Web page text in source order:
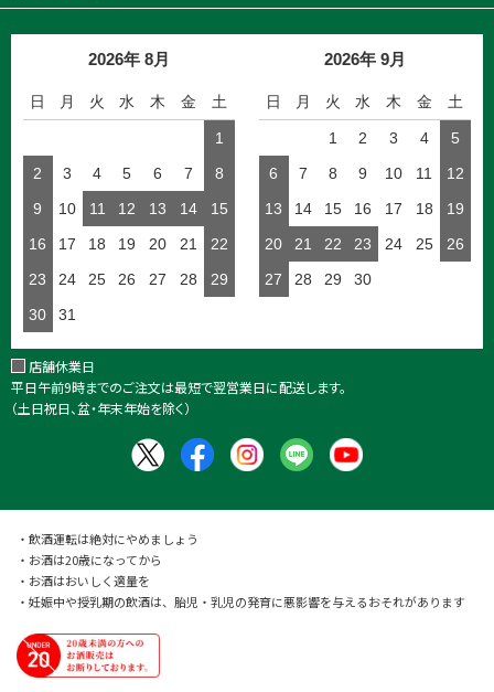
2026年 8月
日 月 火 水 木 金 土
1
2
3 4 5 6 7
8
9
10 11 12 13 14
15
16
17 18 19 20 21
22
23
24 25 26 27 28
29
30
31
2026年 9月
日 月 火 水 木 金 土
1 2 3 4
5
6
7 8 9 10 11
12
13
14 15 16 17 18
19
20
21 22 23 24 25
26
27
28 29 30
店舗休業日
平日午前9時までのご注文は最短で翌営業日に配送します。
（土日祝日、盆・年末年始を除く）
・飲酒運転は絶対にやめましょう
・お酒は20歳になってから
・お酒はおいしく適量を
・妊娠中や授乳期の飲酒は、胎児・乳児の発育に悪影響を与えるおそれがあります